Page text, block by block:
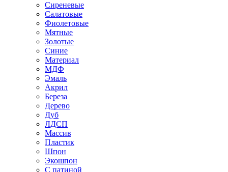
Сиреневые
Салатовые
Фиолетовые
Мятные
Золотые
Синие
Материал
МДФ
Эмаль
Акрил
Береза
Дерево
Дуб
ЛДСП
Массив
Пластик
Шпон
Экошпон
С патиной